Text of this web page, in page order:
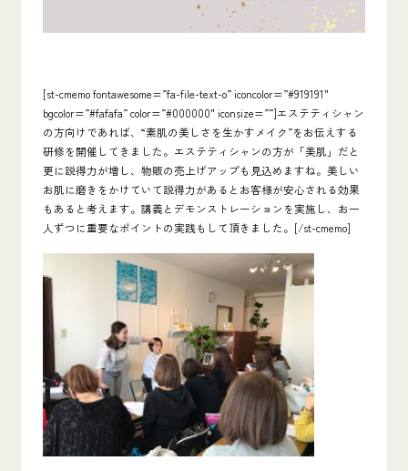
[st-cmemo fontawesome=”fa-file-text-o” iconcolor=”#919191″
bgcolor=”#fafafa” color=”#000000″ iconsize=””]エステティシャン
の方向けであれば、 “素肌の美しさを生かすメイク”をお伝えする
研修を開催してきました。エステティシャンの方が「美肌」だと
更に説得力が増し、物販の売上げアップも見込めますね。美しい
お肌に磨きをかけていて説得力があるとお客様が安心される効果
もあると考えます。講義とデモンストレーションを実施し、お一
人ずつに重要なポイントの実践もして頂きました。[/st-cmemo]